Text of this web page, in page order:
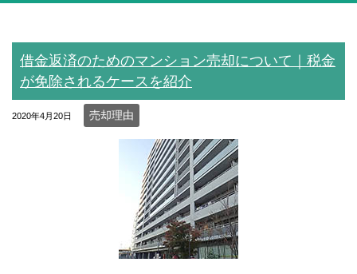
借金返済のためのマンション売却について｜税金
が免除されるケースを紹介
2020年4月20日 売却理由